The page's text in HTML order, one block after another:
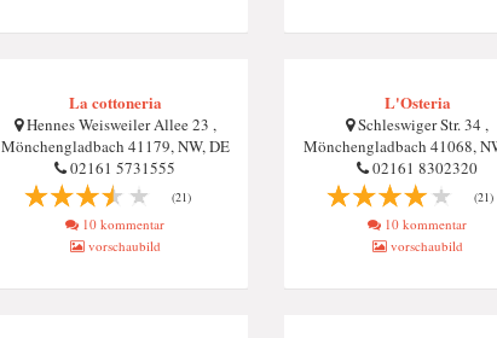
La cottoneria
Hennes Weisweiler Allee 23 ,
Mönchengladbach 41179, NW, DE
02161 5731555
(21)
10 kommentar
vorschaubild
L'Osteria
Schleswiger Str. 34 ,
Mönchengladbach 41068,
02161 8302320
(21)
10 kommentar
vorschaubild